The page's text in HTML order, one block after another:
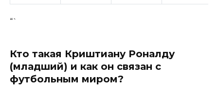
“`
Кто такая Криштиану Роналду
(младший) и как он связан с
футбольным миром?